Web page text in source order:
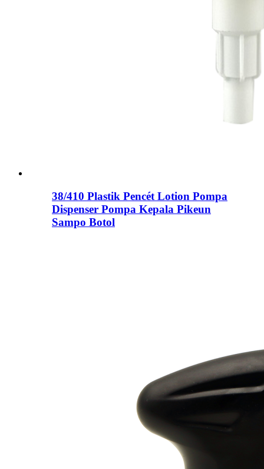
38/410 Plastik Pencét Lotion Pompa
Dispenser Pompa Kepala Pikeun
Sampo Botol